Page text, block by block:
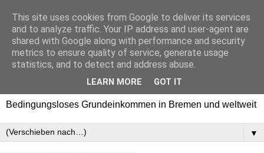
Bedingungsloses
Grundeinkommen in
Bremen und weltweit
Bedingungsloses Grundeinkommen in Bremen und weltweit
▼
This site uses cookies from Google to deliver its services
and to analyze traffic. Your IP address and user-agent are
shared with Google along with performance and security
metrics to ensure quality of service, generate usage
statistics, and to detect and address abuse.
LEARN MORE GOT IT